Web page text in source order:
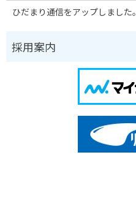
ひだまり通信をアップしました。